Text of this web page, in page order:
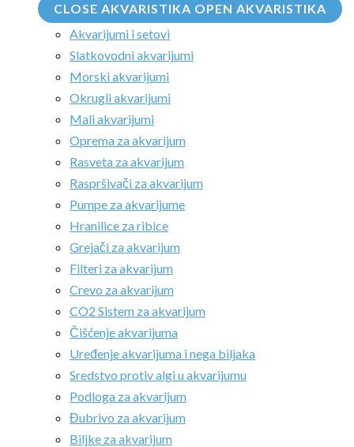
CLOSE AKVARISTIKA OPEN AKVARISTIKA
Akvarijumi i setovi
Slatkovodni akvarijumi
Morski akvarijumi
Okrugli akvarijumi
Mali akvarijumi
Oprema za akvarijum
Rasveta za akvarijum
Raspršivači za akvarijum
Pumpe za akvarijume
Hranilice za ribice
Grejači za akvarijum
Filteri za akvarijum
Crevo za akvarijum
CO2 Sistem za akvarijum
Čišćenje akvarijuma
Uređenje akvarijuma i nega biljaka
Sredstvo protiv algi u akvarijumu
Podloga za akvarijum
Đubrivo za akvarijum
Biljke za akvarijum